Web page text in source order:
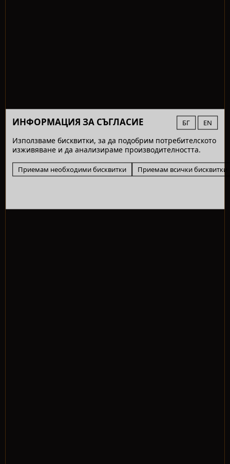
ИНФОРМАЦИЯ ЗА СЪГЛАСИЕ БГ EN
Използваме бисквитки, за да подобрим потребителското
изживяване и да анализираме производителността.
Приемам необходими бисквитки Приемам всички бисквитки